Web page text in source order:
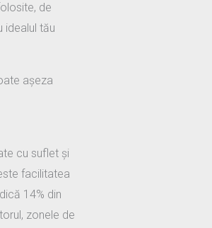
de
idealul tău
așeza
cu suflet și
facilitatea
14% din
zonele de